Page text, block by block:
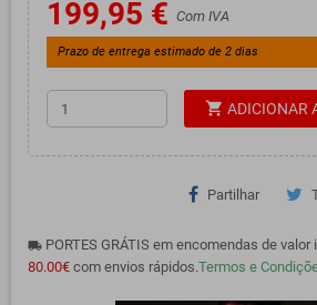
199,95 € Com IVA
Prazo de entrega estimado de 2 dias
shopping_cart ADICIONAR
Partilhar
local_shipping PORTES GRÁTIS em encomendas de
80.00€ com envios rápidos.Termos e